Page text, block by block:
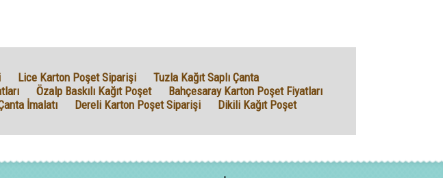
Lice Karton Poşet Siparişi
Tuzla Kağıt Saplı Çanta
Özalp Baskılı Kağıt Poşet
Bahçesaray Karton Poşet Fiyatları
İmalatı Dereli Karton Poşet Siparişi Dikili Kağıt Poşet